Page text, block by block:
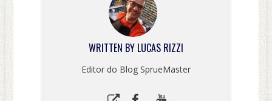
WRITTEN BY LUCAS RIZZI
Editor do Blog SprueMaster